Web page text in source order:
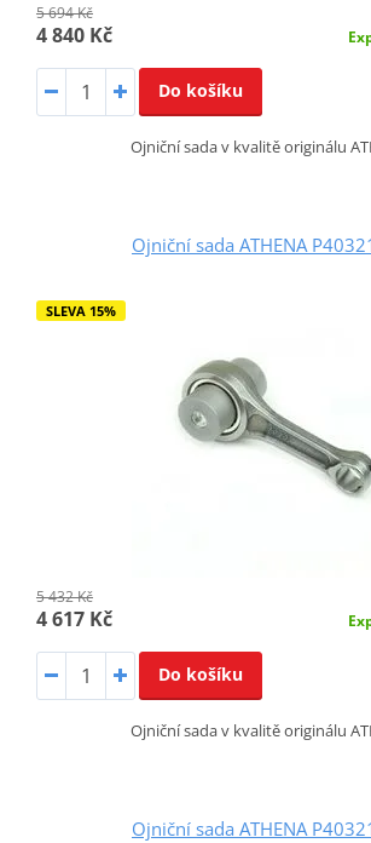
5 694 Kč
4 840 Kč
Do košíku
Ojniční sada v kvalitě originálu
Ojniční sada ATHENA
SLEVA 15%
5 432 Kč
4 617 Kč
Do košíku
Ojniční sada v kvalitě originálu
Ojniční sada ATHENA